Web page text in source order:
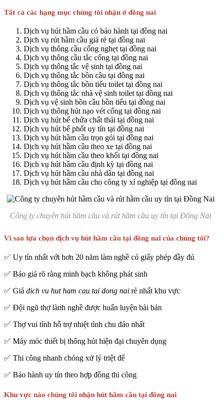
Tất cả các hạng mục chúng tôi nhận ở đồng nai
Dịch vụ hút hầm cầu có bảo hành tại đồng nai
Dịch vụ rút hầm cầu giá rẻ tại đồng nai
Dịch vụ thông cầu cống nghẹt tại đồng nai
Dịch vụ thông cầu tắc cống tại đồng nai
Dịch vụ thông tắc vệ sinh tại đồng nai
Dịch vụ thông tắc bồn cầu tại đồng nai
Dịch vụ thông tắc bồn tiểu toilet tại đồng nai
Dịch vụ thông tắc nhà vệ sinh toilet tại đồng nai
Dịch vụ vệ sinh bồn cầu bồn tiểu tại đồng nai
Dịch vụ thông hút nạo vét cống tại đồng nai
Dịch vụ hút bể chứa chất thải tại đồng nai
Dịch vụ hút bể phốt uy tín tại đồng nai
Dịch vụ hút hầm cầu trọn gói tại đồng nai
Dịch vụ hút hầm cầu theo xe tại đồng nai
Dịch vụ hút hầm cầu theo khối tại đồng nai
Dịch vụ hút hầm cầu định kỳ tại đồng nai
Dịch vụ hút hầm cầu nhà dân tại đồng nai
Dịch vụ hút hầm cầu cho công ty xí nghiệp tại đồng nai
Công ty chuyên hút hầm cầu và rút hầm cầu uy tín tại Đồng Nai
Vì sao lựa chọn dịch vụ hút hầm cầu tại đồng nai của chúng tôi?
✅ Uy tín nhất với hơn 20 năm làm nghề có giấy phép đầy đủ
✅ Báo giá rõ ràng minh bạch không phát sinh
✅ Giá dich vu hut ham cau tai dong nai rẻ nhất khu vực
✅ Đội ngũ thợ lành nghề được huấn luyện bài bản
✅ Thợ vui tính hỗ trợ nhiệt tình chu đáo nhất
✅ Máy móc thiết bị thông hút hiện đại chuyên dụng
✅ Thi công nhanh chóng xử lý triệt để
✅ Bảo hành uy tín theo hợp đồng thi công
Khu vực nào chúng tôi nhận hút hầm cầu tại đồng nai